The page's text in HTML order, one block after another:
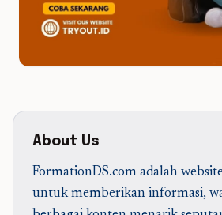
About Us
FormationDS.com adalah
untuk memberikan informasi,